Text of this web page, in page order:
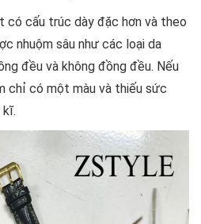
có cấu trúc dày đặc hơn và theo
nhuộm sâu như các loại da
đều và không đồng đều. Nếu
chỉ có một màu và thiếu sức
kĩ.